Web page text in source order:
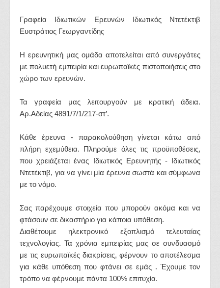
Γραφεία Ιδιωτικών Ερευνών Ιδιωτικός Ντετέκτιβ
Ευστράτιος Γεωργαντίδης
Η ερευνητική μας ομάδα αποτελείται από συνεργάτες
με πολυετή εμπειρία και ευρωπαϊκές πιστοποιήσεις στο
χώρο των ερευνών.
Τα γραφεία μας λειτουργούν με κρατική άδεια.
Αρ.Αδείας 4891/7/1/217-στ’.
Κάθε έρευνα - παρακολούθηση γίνεται κάτω από
πλήρη εχεμύθεια. Πληρούμε όλες τις προϋποθέσεις,
που χρειάζεται ένας Ιδιωτικός Ερευνητής - Ιδιωτικός
Ντετέκτιβ, για να γίνει μία έρευνα σωστά και σύμφωνα
με το νόμο.
Σας παρέχουμε στοιχεία που μπορούν ακόμα και να
φτάσουν σε δικαστήριο για κάποια υπόθεση.
Διαθέτουμε ηλεκτρονικό εξοπλισμό τελευταίας
τεχνολογίας. Τα χρόνια εμπειρίας μας σε συνδυασμό
με τις ευρωπαϊκές διακρίσεις, φέρνουν το αποτέλεσμα
για κάθε υπόθεση που φτάνει σε εμάς . Έχουμε τον
τρόπο να φέρνουμε πάντα 100% επιτυχία.